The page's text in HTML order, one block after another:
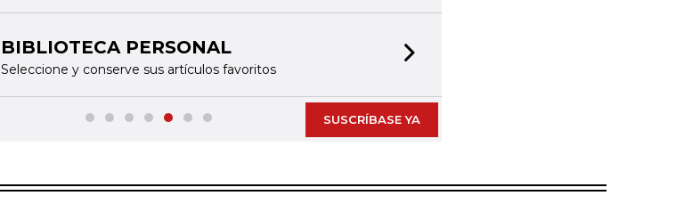
BIBLIOTECA PERSONAL
Seleccione y conserve sus artículos favoritos
SUSCRÍBASE YA